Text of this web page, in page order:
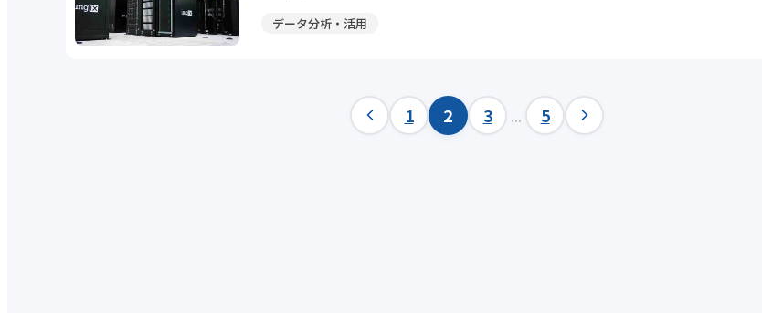
データ分析・活用
1 2 3 ... 5